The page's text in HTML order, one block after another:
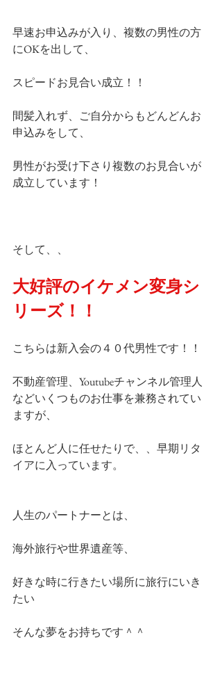
早速お申込みが入り、複数の男性の方
にOKを出して、
スピードお見合い成立！！
間髪入れず、ご自分からもどんどんお
申込みをして、
男性がお受け下さり複数のお見合いが
成立しています！
そして、、
大好評のイケメン変身シ
リーズ！！
こちらは新入会の４０代男性です！！
不動産管理、Youtubeチャンネル管理人
などいくつものお仕事を兼務されてい
ますが、
ほとんど人に任せたりで、、早期リタ
イアに入っています。
人生のパートナーとは、
海外旅行や世界遺産等、
好きな時に行きたい場所に旅行にいき
たい
そんな夢をお持ちです＾＾